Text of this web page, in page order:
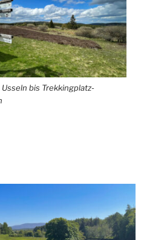
Usseln bis Trekkingplatz-